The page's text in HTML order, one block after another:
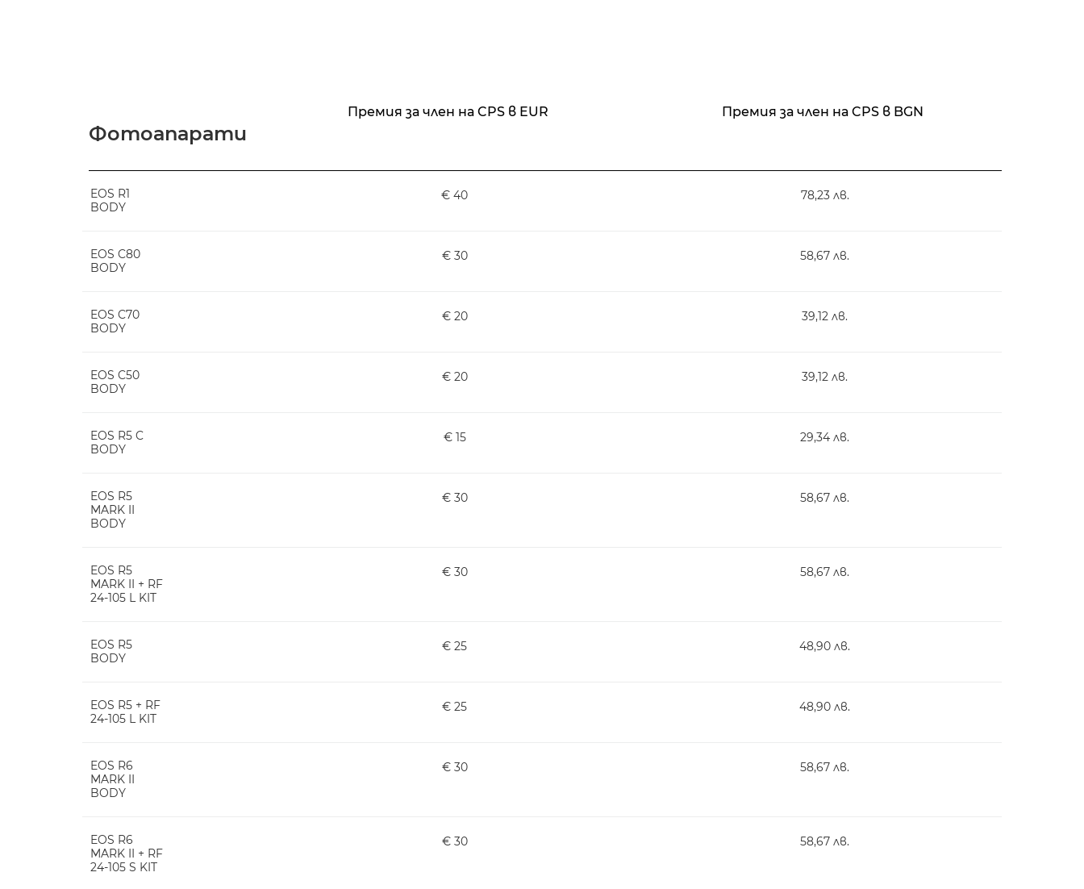
Фотоапарати
Премия за член на CPS в EUR Премия за член на CPS в BGN
EOS R1
BODY
€ 40 78,23 лв.
EOS C80
BODY
€ 30 58,67 лв.
EOS C70
BODY
€ 20 39,12 лв.
EOS C50
BODY
€ 20 39,12 лв.
EOS R5 C
BODY
€ 15 29,34 лв.
EOS R5
MARK II
BODY
€ 30 58,67 лв.
EOS R5
MARK II + RF
24-105 L KIT
€ 30 58,67 лв.
EOS R5
BODY
€ 25 48,90 лв.
EOS R5 + RF
24-105 L KIT
€ 25 48,90 лв.
EOS R6
MARK II
BODY
€ 30 58,67 лв.
EOS R6
MARK II + RF
24-105 S KIT
€ 30 58,67 лв.